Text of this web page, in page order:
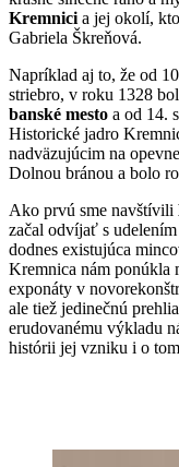
Kremnici a jej okolí,
Gabriela Škreňová.
Napríklad aj to, že od
striebro, v roku 1328
banské mesto a od 14.
Historické jadro
nadväzujúcim na
Dolnou bránou a bolo
Ako prvú sme navštívili
začal odvíjať s
dodnes existujúca
Kremnica nám ponúkla
exponáty v
ale tiež jedinečnú
erudovanému výkladu
histórii jej vzniku i o